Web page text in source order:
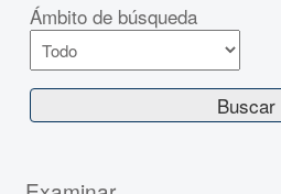
Ámbito de búsqueda